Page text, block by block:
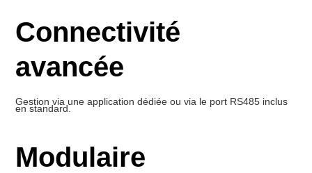
Connectivité
avancée
Gestion via une application dédiée ou via le port RS485 inclus
en standard.
Modulaire